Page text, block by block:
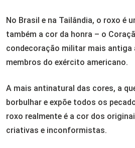
No Brasil e na Tailândia, o roxo é
também a cor da honra – o
condecoração militar mais antiga
membros do exército americano.
A mais antinatural das cores, a
borbulhar e expõe todos os
roxo realmente é a cor dos
criativas e inconformistas.